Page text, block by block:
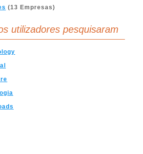
(13 Empresas)
utilizadores pesquisaram